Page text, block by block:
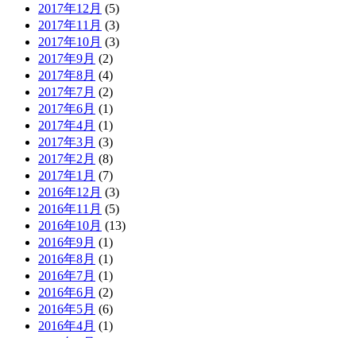
2017年12月 (5)
2017年11月 (3)
2017年10月 (3)
2017年9月 (2)
2017年8月 (4)
2017年7月 (2)
2017年6月 (1)
2017年4月 (1)
2017年3月 (3)
2017年2月 (8)
2017年1月 (7)
2016年12月 (3)
2016年11月 (5)
2016年10月 (13)
2016年9月 (1)
2016年8月 (1)
2016年7月 (1)
2016年6月 (2)
2016年5月 (6)
2016年4月 (1)